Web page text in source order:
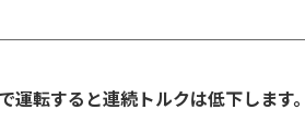
転すると連続トルクは低下します。